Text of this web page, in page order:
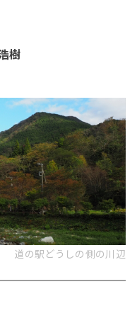
樹
道の駅どうしの側の川辺